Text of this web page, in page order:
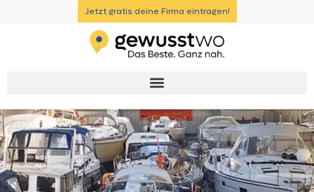
Jetzt gratis deine Firma eintragen!